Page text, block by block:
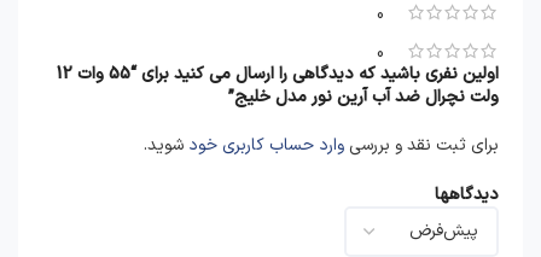
0
0
دیدگاهها
اولین نفری باشید که دیدگاهی را ارسال می کنید برای “55 وات 12
ولت نچرال ضد آب آرین نور مدل خلیج”
برای ثبت نقد و بررسی وارد حساب کاربری خود شوید.